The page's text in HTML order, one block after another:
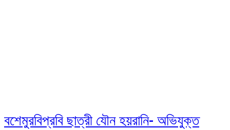
বশেমুরবিপ্রবি ছাত্রী যৌন হয়রানি- অভিযুক্ত